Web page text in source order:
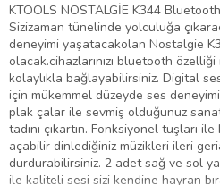
KTOOLS NOSTALGİE K344
Sizizaman tünelinde yolculuğa
deneyimi yaşatacakolan Nostalgie
olacak.cihazlarınızı bluetooth
kolaylıkla bağlayabilirsiniz. Digital
için mükemmel düzeyde ses
plak çalar ile sevmiş olduğunuz
tadını çıkartın. Fonksiyonel tuşları
açabilir dinlediğiniz müzikleri ileri
durdurabilirsiniz. 2 adet sağ ve sol
ile kaliteli sesi sizi kendine hayran